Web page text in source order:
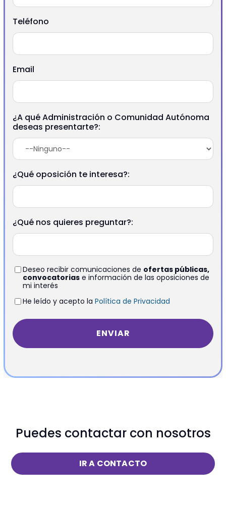
Teléfono
Email
¿A qué Administración o Comunidad Autónoma
deseas presentarte?:
¿Qué oposición te interesa?:
¿Qué nos quieres preguntar?:
Deseo recibir comunicaciones de ofertas públicas,
convocatorias e información de las oposiciones de
mi interés
He leído y acepto laPolítica de Privacidad
Puedes contactar con nosotros
IR A CONTACTO